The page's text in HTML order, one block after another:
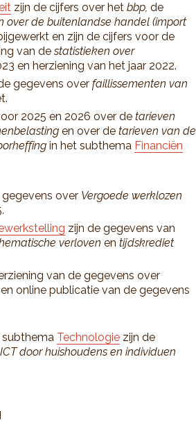
zijn de cijfers over het bbp, de
over de buitenlandse handel (import
en zijn de cijfers voor de
van destatistieken over
en herziening van het jaar 2022.
gegevens over faillissementen van
2025 en 2026 over de tarieven
en over de tarieven van de
in het subthema Financiën
gegevens over Vergoede werklozen
zijn de gegevens van
verloven en tijdskrediet
van de gegevens over
online publicatie van de gegevens
subthema Technologie zijn de
door huishoudens en individuen